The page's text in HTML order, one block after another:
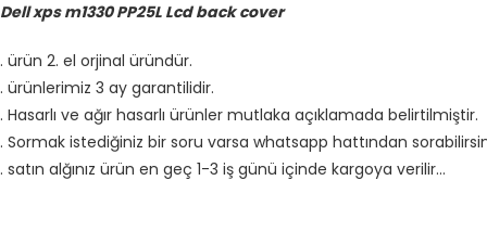
Dell xps m1330 PP25L Lcd back cover
. ürün 2. el orjinal üründür.
. ürünlerimiz 3 ay garantilidir.
. Hasarlı ve ağır hasarlı ürünler mutlaka açıklamada belirtilmiştir.
. Sormak istediğiniz bir soru varsa whatsapp hattından
. satın alğınız ürün en geç 1-3 iş günü içinde kargoya verilir…